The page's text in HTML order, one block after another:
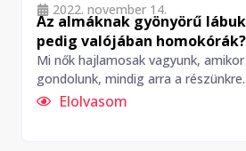
2022. november 14.
Az almáknak gyönyörű
pedig valójában homokórák?
Mi nők hajlamosak vagyunk,
gondolunk, mindig arra a
Elolvasom